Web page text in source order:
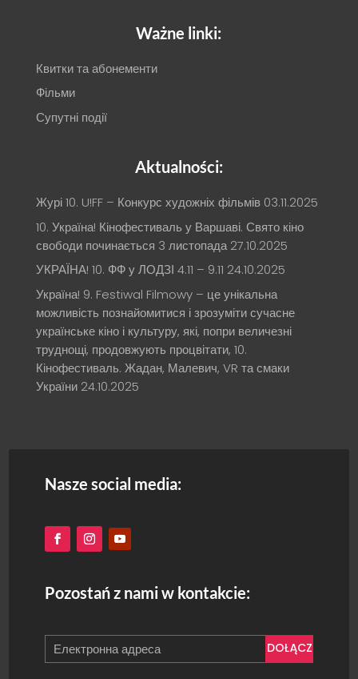
Ważne linki:
Квитки та абонементи
Фільми
Супутні події
Aktualności:
Журі 10. U!FF – Конкурс художніх фільмів 03.11.2025
10. Україна! Кінофестиваль у Варшаві. Свято кіно
свободи починається 3 листопада 27.10.2025
УКРАЇНА! 10. ФФ у ЛОДЗІ 4.11 – 9.11 24.10.2025
Україна! 9. Festiwal Filmowy – це унікальна
можливість познайомитися і зрозуміти сучасне
українське кіно і культуру, які, попри величезні
труднощі, продовжують процвітати, 10.
Кінофестиваль. Жадан, Малевич, VR та смаки
України 24.10.2025
Nasze social media:
Pozostań z nami w kontakcie:
DOŁĄCZ